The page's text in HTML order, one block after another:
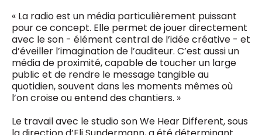
« La radio est un média particulièrement puissant
pour ce concept. Elle permet de jouer directement
avec le son - élément central de l’idée créative - et
d’éveiller l’imagination de l’auditeur. C’est aussi un
média de proximité, capable de toucher un large
public et de rendre le message tangible au
quotidien, souvent dans les moments mêmes où
l’on croise ou entend des chantiers. »
Le travail avec le studio son We Hear Different, sous